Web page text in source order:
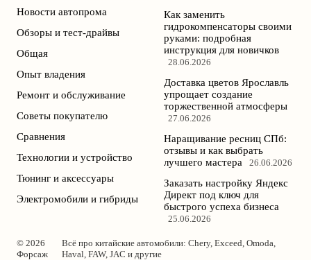
Новости автопрома
Обзоры и тест-драйвы
Общая
Опыт владения
Ремонт и обслуживание
Советы покупателю
Сравнения
Технологии и устройство
Тюнинг и аксессуары
Электромобили и гибриды
Как заменить
гидрокомпенсаторы своими
руками: подробная
инструкция для новичков
28.06.2026
Доставка цветов Ярославль
упрощает создание
торжественной атмосферы
27.06.2026
Наращивание ресниц СПб:
отзывы и как выбрать
лучшего мастера
26.06.2026
Заказать настройку Яндекс
Директ под ключ для
быстрого успеха бизнеса
25.06.2026
© 2026
Форсаж
Всё про китайские автомобили: Chery, Exceed, Omoda,
Haval, FAW, JAC и другие